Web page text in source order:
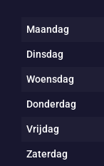
Maandag
Dinsdag
Woensdag
Donderdag
Vrijdag
Zaterdag